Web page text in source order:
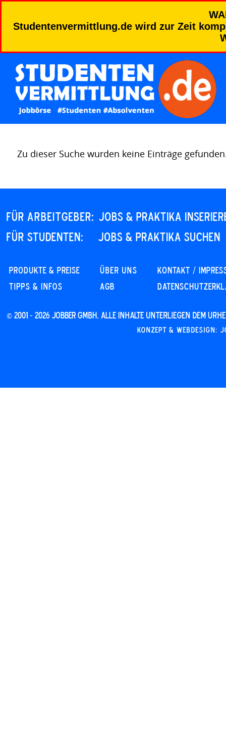
Studentenvermittlung.de wird zur Zeit
Zu dieser Suche wurden keine Einträge
Für Arbeitgeber: JOBS & PRAKTIKA
Für STUDENTEN:
JOBS & PRAKTIKA SUCHEN
PRODUKTE & PREISE
Tipps & Infos
Über uns
AGB
KONTAKT /
© 2001 - 2026 JOBBER GmbH. Alle Inhalte unterliegen dem
Konzept &